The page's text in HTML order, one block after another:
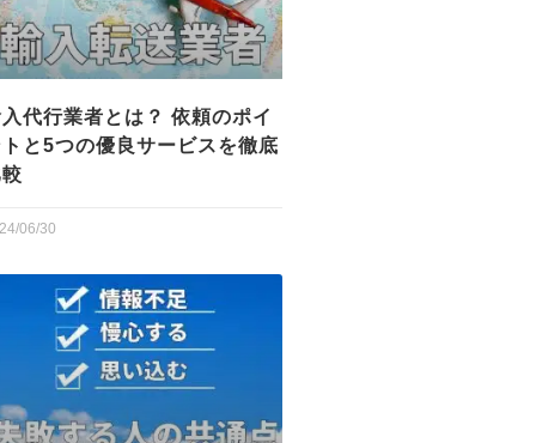
代行業者とは？ 依頼のポイ
と5つの優良サービスを徹底
06/30